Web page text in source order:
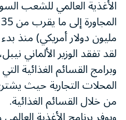
الأغذية العالمي للشعب
مليون دولار أمريكي) منذ بدء
لقد تفقد الوزير الألماني
وبرامج القسائم الغذائية
المحلات التجارية حيث
من خلال القسائم الغذائية.